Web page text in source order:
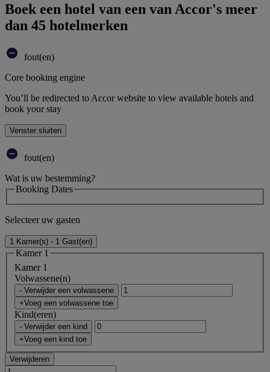
Boek een hotel van een van Accor's meer
dan 45 hotelmerken
fout(en)
Core booking engine
You’ll be redirected to Accor website to view available hotels and
book your stay
Venster sluiten
fout(en)
Wat is uw bestemming?
Booking Dates
Selecteer uw gasten
1 Kamer(s) - 1 Gast(en)
Kamer 1
Kamer 1
Volwassene(n)
- Verwijder een volwassene
+Voeg een volwassene toe
Kind(eren)
- Verwijder een kind
+Voeg een kind toe
Verwijderen